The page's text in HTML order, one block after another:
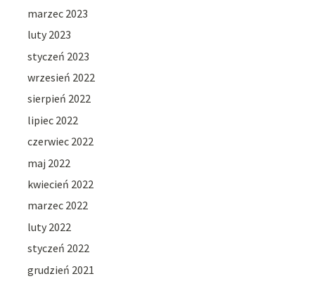
marzec 2023
luty 2023
styczeń 2023
wrzesień 2022
sierpień 2022
lipiec 2022
czerwiec 2022
maj 2022
kwiecień 2022
marzec 2022
luty 2022
styczeń 2022
grudzień 2021